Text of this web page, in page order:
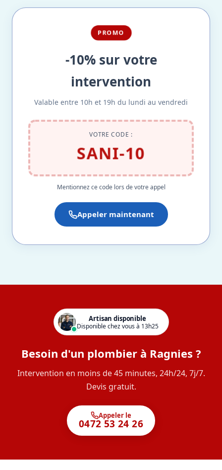
PROMO
-10% sur votre
intervention
Valable entre 10h et 19h du lundi au vendredi
VOTRE CODE :
SANI-10
Mentionnez ce code lors de votre appel
Appeler maintenant
Artisan disponible
Disponible chez vous à 13h25
Besoin d'un plombier à Ragnies ?
Intervention en moins de 45 minutes, 24h/24, 7j/7.
Devis gratuit.
Appeler le
0472 53 24 26